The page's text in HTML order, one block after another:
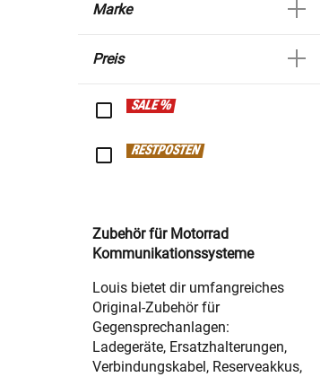
Marke
Preis
SALE %
RESTPOSTEN
Zubehör für Motorrad
Kommunikationssysteme
Louis bietet dir umfangreiches
Original-Zubehör für
Gegensprechanlagen:
Ladegeräte, Ersatzhalterungen,
Verbindungskabel, Reserveakkus,